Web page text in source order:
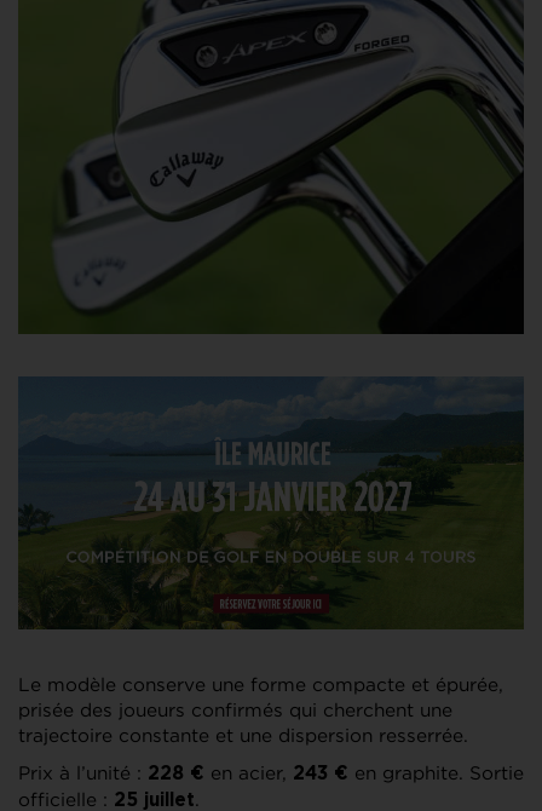
Le modèle conserve une forme compacte et épurée,
prisée des joueurs confirmés qui cherchent une
trajectoire constante et une dispersion resserrée.
Prix à l’unité : 228 € en acier, 243 € en graphite. Sortie
officielle : 25 juillet.